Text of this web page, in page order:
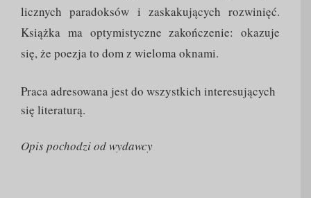
licznych paradoksów i zaskakujących rozwinięć.
Książka ma optymistyczne zakończenie: okazuje
się, że poezja to dom z wieloma oknami.
Praca adresowana jest do wszystkich interesujących
się literaturą.
Opis pochodzi od wydawcy